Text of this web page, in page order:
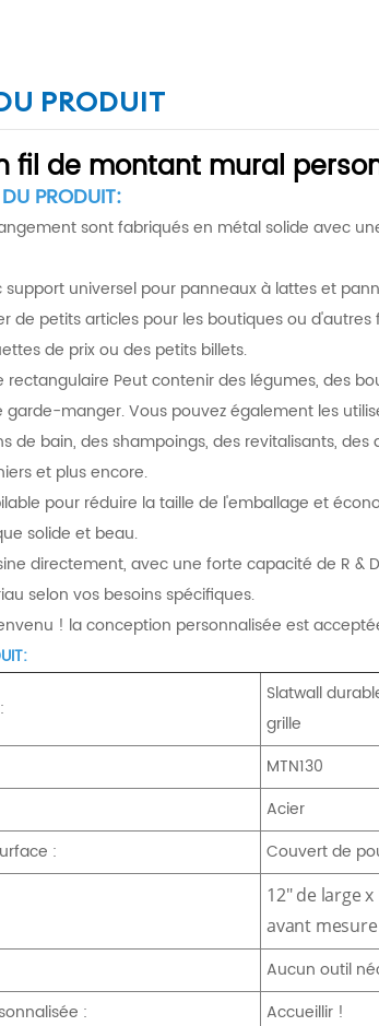
PRODUIT
fil de montant mural
PRODUIT:
sont fabriqués en métal solide avec
support universel pour panneaux à lattes et
de petits articles pour les boutiques ou
de prix ou des petits billets.
rectangulaire Peut contenir des légumes, des
garde-manger. Vous pouvez également les
de bain, des shampoings, des revitalisants,
et plus encore.
pour réduire la taille de l'emballage et
solide et beau.
directement, avec une forte capacité de R
selon vos besoins spécifiques.
! la conception personnalisée est
Slatwall
grille
MTN130
Acier
:
Couvert de
12" de large
avant
Aucun outil
:
Accueillir !